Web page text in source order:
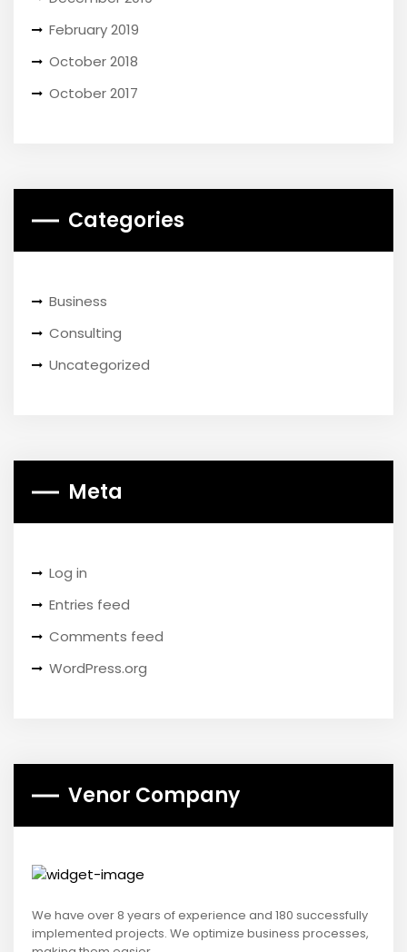
February 2019
October 2018
October 2017
Categories
Business
Consulting
Uncategorized
Meta
Log in
Entries feed
Comments feed
WordPress.org
Venor Company
We have over 8 years of experience and 180 successfully
implemented projects. We optimize business processes,